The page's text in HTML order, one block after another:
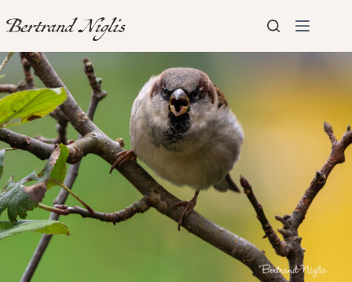
au
contenu
Aucun
résultat
Accueil
Présentation
Articles